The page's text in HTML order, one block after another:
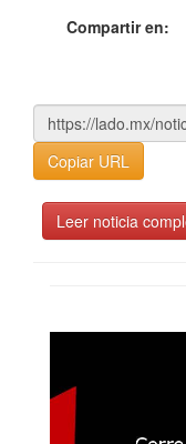
Compartir en:
Copiar URL
Leer noticia